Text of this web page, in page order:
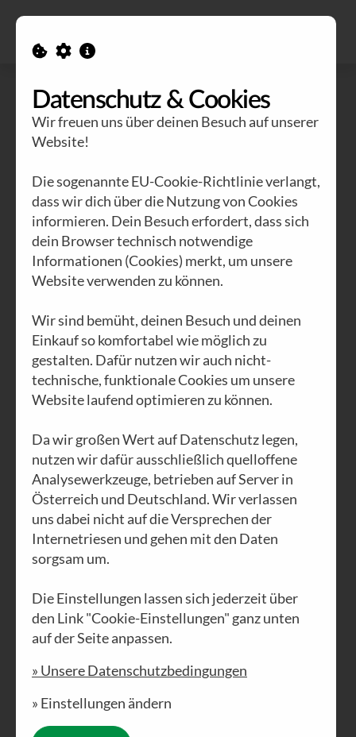
Wasser
PDF DOWNLOAD
Datenschutz & Cookies
Wir freuen uns über deinen Besuch auf unserer
Website!
Die sogenannte EU-Cookie-Richtlinie verlangt,
dass wir dich über die Nutzung von Cookies
informieren. Dein Besuch erfordert, dass sich
dein Browser technisch notwendige
Informationen (Cookies) merkt, um unsere
Website verwenden zu können.
Wir sind bemüht, deinen Besuch und deinen
Einkauf so komfortabel wie möglich zu
gestalten. Dafür nutzen wir auch nicht-
technische, funktionale Cookies um unsere
Website laufend optimieren zu können.
Da wir großen Wert auf Datenschutz legen,
nutzen wir dafür ausschließlich quelloffene
Analysewerkzeuge, betrieben auf Server in
Österreich und Deutschland. Wir verlassen
uns dabei nicht auf die Versprechen der
Internetriesen und gehen mit den Daten
sorgsam um.
Die Einstellungen lassen sich jederzeit über
den Link "Cookie-Einstellungen" ganz unten
auf der Seite anpassen.
» Unsere Datenschutzbedingungen
» Einstellungen ändern